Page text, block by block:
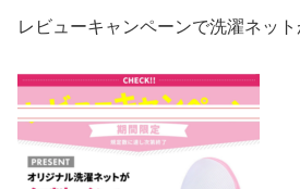
レビューキャンペーンで洗濯ネッ